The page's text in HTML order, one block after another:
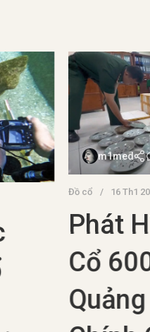
m1med
Đồ cổ 16 Th1
Phát
Cổ